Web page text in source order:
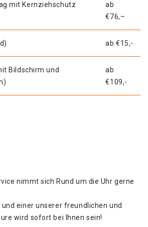
mit Kernziehschutz
ab
€76,–
ab €15,-
Bildschirm und
ab
€109,-
nimmt sich Rund um die Uhr gerne
einer unserer freundlichen und
wird sofort bei Ihnen sein!